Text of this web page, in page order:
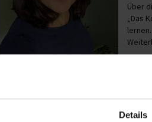
Details
Über
„Das
„Die